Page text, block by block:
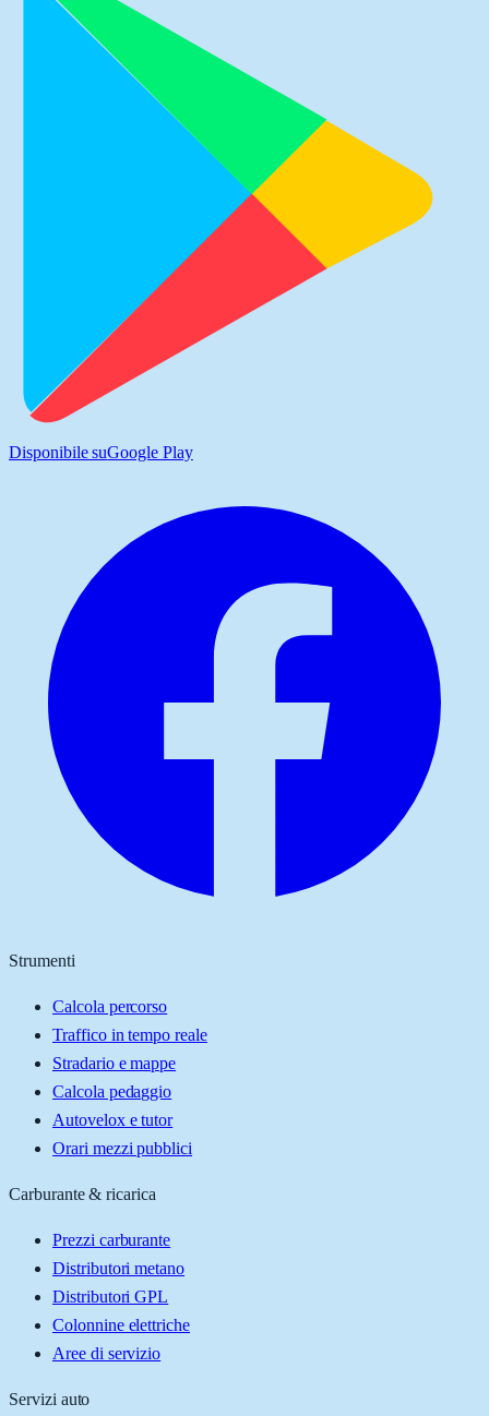
Disponibile suGoogle Play
Strumenti
Calcola percorso
Traffico in tempo reale
Stradario e mappe
Calcola pedaggio
Autovelox e tutor
Orari mezzi pubblici
Carburante & ricarica
Prezzi carburante
Distributori metano
Distributori GPL
Colonnine elettriche
Aree di servizio
Servizi auto